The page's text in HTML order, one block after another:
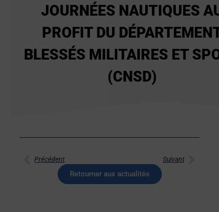
JOURNÉES NAUTIQUES
PROFIT DU
BLESSÉS MILITAIRES ET
(CNSD)
Précédent Suivant
Retourner aux actualités